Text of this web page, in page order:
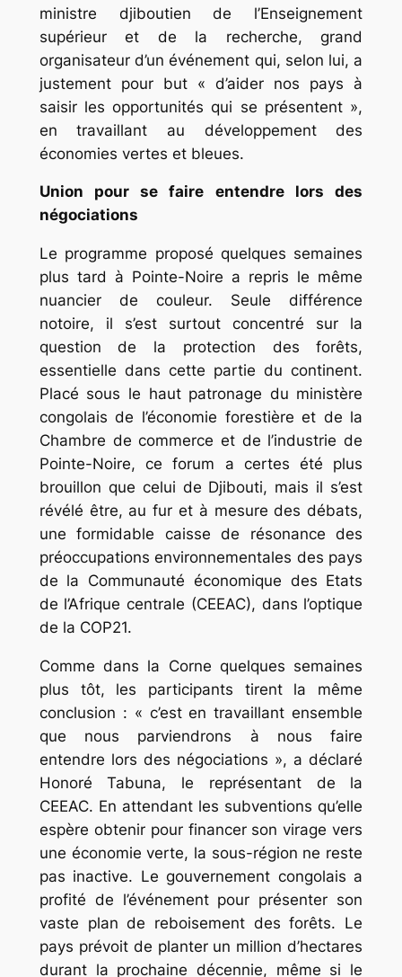
ministre djiboutien de l’Enseignement
supérieur et de la recherche, grand
organisateur d’un événement qui, selon lui, a
justement pour but « d’aider nos pays à
saisir les opportunités qui se présentent »,
en travaillant au développement des
économies vertes et bleues.
Union pour se faire entendre lors des
négociations
Le programme proposé quelques semaines
plus tard à Pointe-Noire a repris le même
nuancier de couleur. Seule différence
notoire, il s’est surtout concentré sur la
question de la protection des forêts,
essentielle dans cette partie du continent.
Placé sous le haut patronage du ministère
congolais de l’économie forestière et de la
Chambre de commerce et de l’industrie de
Pointe-Noire, ce forum a certes été plus
brouillon que celui de Djibouti, mais il s’est
révélé être, au fur et à mesure des débats,
une formidable caisse de résonance des
préoccupations environnementales des pays
de la Communauté économique des Etats
de l’Afrique centrale (CEEAC), dans l’optique
de la COP21.
Comme dans la Corne quelques semaines
plus tôt, les participants tirent la même
conclusion : « c’est en travaillant ensemble
que nous parviendrons à nous faire
entendre lors des négociations », a déclaré
Honoré Tabuna, le représentant de la
CEEAC. En attendant les subventions qu’elle
espère obtenir pour financer son virage vers
une économie verte, la sous-région ne reste
pas inactive. Le gouvernement congolais a
profité de l’événement pour présenter son
vaste plan de reboisement des forêts. Le
pays prévoit de planter un million d’hectares
durant la prochaine décennie, même si le